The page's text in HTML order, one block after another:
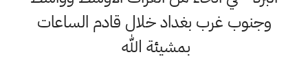
وجنوب غرب بغداد خلال قادم الساعات
بمشيئة الله